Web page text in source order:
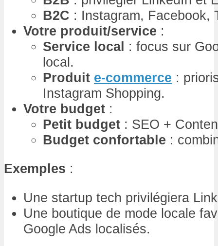
B2C : Instagram, Facebook,
Votre produit/service :
Service local : focus sur
local.
Produit e-commerce :
Instagram Shopping.
Votre budget :
Petit budget : SEO +
Budget confortable :
Exemples :
Une startup tech privilégiera
Une boutique de mode locale
Google Ads localisés.